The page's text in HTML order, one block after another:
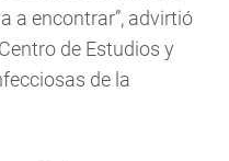
a encontrar”, advirtió
de Estudios y
de la